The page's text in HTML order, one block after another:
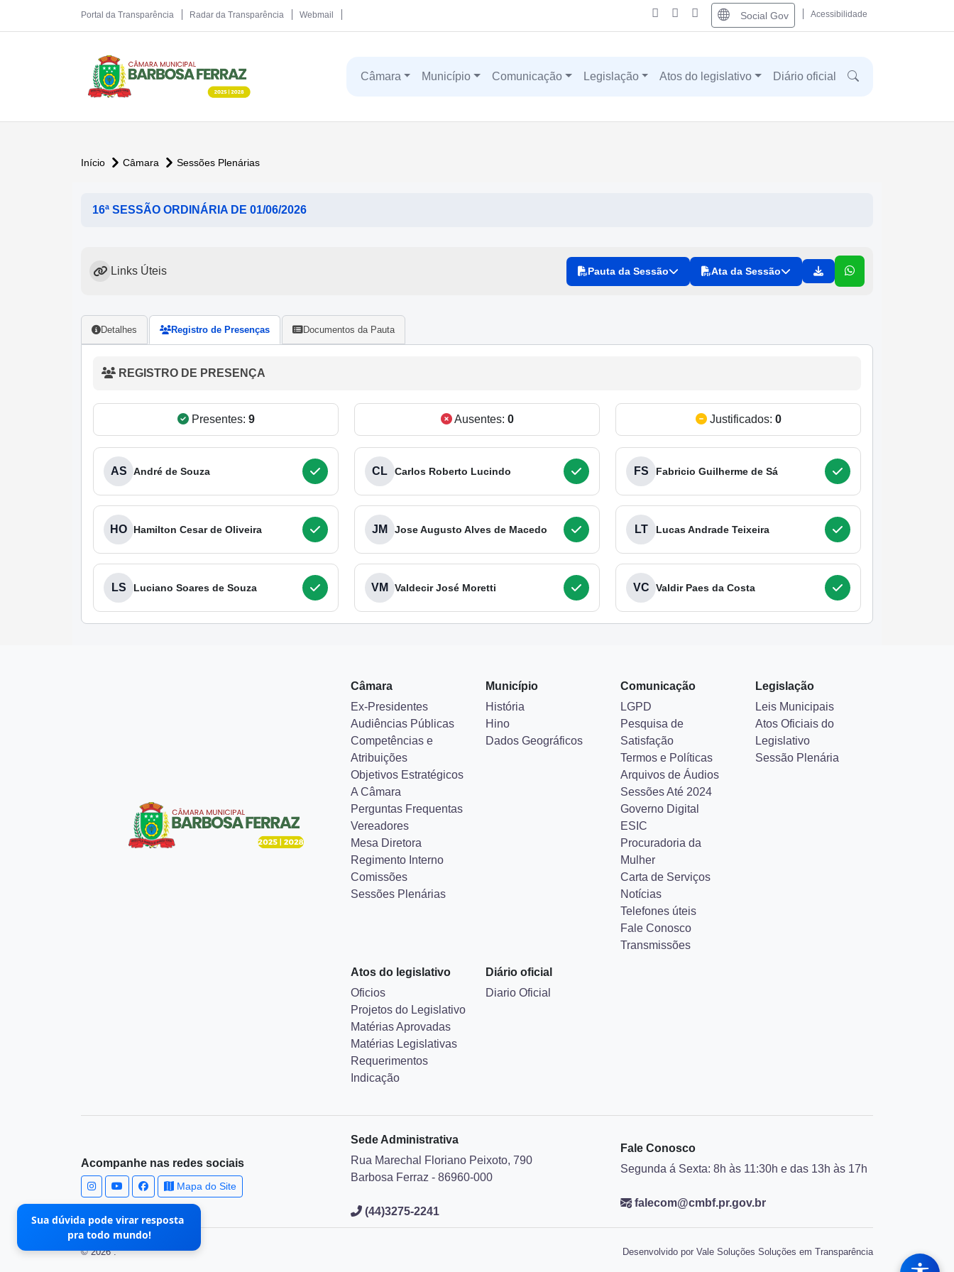
Portal da Transparência Radar da Transparência Webmail Social Gov Acessibilidade
Câmara Município Comunicação Legislação Atos do legislativo Diário oficial
Início Câmara Sessões Plenárias
16ª SESSÃO ORDINÁRIA DE 01/06/2026
Links Úteis Pauta da Sessão Ata da Sessão
Detalhes Registro de Presenças Documentos da Pauta
REGISTRO DE PRESENÇA
Presentes: 9 Ausentes: 0 Justificados: 0
AS André de Souza CL Carlos Roberto Lucindo FS Fabricio Guilherme de Sá
HO Hamilton Cesar de Oliveira JM Jose Augusto Alves de Macedo LT Lucas Andrade Teixeira
LS Luciano Soares de Souza VM Valdecir José Moretti VC Valdir Paes da Costa
Câmara
Ex-Presidentes
Audiências Públicas
Competências e
Atribuições
Objetivos Estratégicos
A Câmara
Perguntas Frequentas
Vereadores
Mesa Diretora
Regimento Interno
Comissões
Sessões Plenárias
Município
História
Hino
Dados Geográficos
Comunicação
LGPD
Pesquisa de
Satisfação
Termos e Políticas
Arquivos de Áudios
Sessões Até 2024
Governo Digital
ESIC
Procuradoria da
Mulher
Carta de Serviços
Notícias
Telefones úteis
Fale Conosco
Transmissões
Legislação
Leis Municipais
Atos Oficiais do
Legislativo
Sessão Plenária
Atos do legislativo
Oficios
Projetos do Legislativo
Matérias Aprovadas
Matérias Legislativas
Requerimentos
Indicação
Diário oficial
Diario Oficial
Acompanhe nas redes sociais
Mapa do Site
Sede Administrativa
Rua Marechal Floriano Peixoto, 790
Barbosa Ferraz - 86960-000
(44)3275-2241
Fale Conosco
Segunda á Sexta: 8h às 11:30h e das 13h às 17h
falecom@cmbf.pr.gov.br
© 2026 . Desenvolvido por Vale Soluções Soluções em Transparência
Sua dúvida pode virar resposta
pra todo mundo!